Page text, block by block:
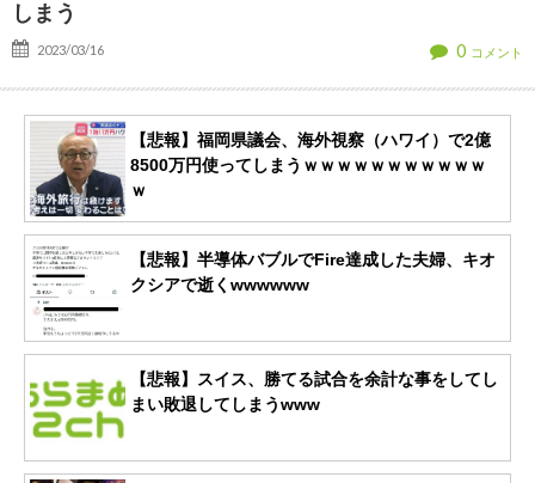
しまう
2023/03/16 0 コメント
【悲報】福岡県議会、海外視察（ハワイ）で2億
8500万円使ってしまうｗｗｗｗｗｗｗｗｗｗｗ
ｗ
【悲報】半導体バブルでFire達成した夫婦、キオ
クシアで逝くwwwwww
【悲報】スイス、勝てる試合を余計な事をしてし
まい敗退してしまうwww